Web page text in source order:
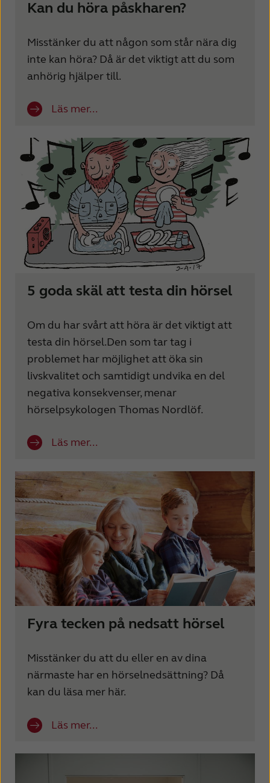
Kan du höra påskharen?
Misstänker du att någon som står nära dig
inte kan höra? Då är det viktigt att du som
anhörig hjälper till.
Läs mer...
5 goda skäl att testa din hörsel
Om du har svårt att höra är det viktigt att
testa din hörsel.Den som tar tag i
problemet har möjlighet att öka sin
livskvalitet och samtidigt undvika en del
negativa konsekvenser, menar
hörselpsykologen Thomas Nordlöf.
Läs mer...
Fyra tecken på nedsatt hörsel
Misstänker du att du eller en av dina
närmaste har en hörselnedsättning? Då
kan du läsa mer här.
Läs mer...